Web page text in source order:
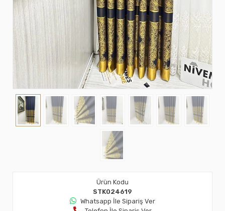
Ürün Kodu
STK024619
Whatsapp İle Sipariş Ver